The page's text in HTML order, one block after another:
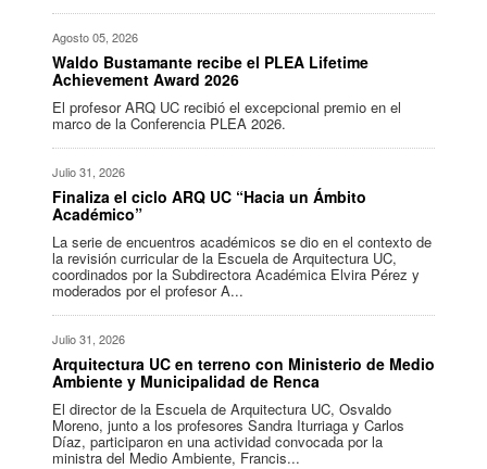
Agosto 05, 2026
Waldo Bustamante recibe el PLEA Lifetime
Achievement Award 2026
El profesor ARQ UC recibió el excepcional premio en el
marco de la Conferencia PLEA 2026.
Julio 31, 2026
Finaliza el ciclo ARQ UC “Hacia un Ámbito
Académico”
La serie de encuentros académicos se dio en el contexto de
la revisión curricular de la Escuela de Arquitectura UC,
coordinados por la Subdirectora Académica Elvira Pérez y
moderados por el profesor A...
Julio 31, 2026
Arquitectura UC en terreno con Ministerio de Medio
Ambiente y Municipalidad de Renca
El director de la Escuela de Arquitectura UC, Osvaldo
Moreno, junto a los profesores Sandra Iturriaga y Carlos
Díaz, participaron en una actividad convocada por la
ministra del Medio Ambiente, Francis...